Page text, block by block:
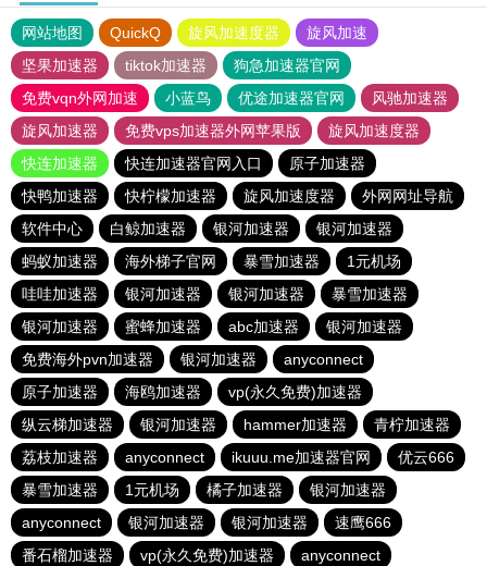
网站地图 QuickQ 旋风加速度器
旋风加速
坚果加速器
tiktok加速器
狗急加速器官网
免费vqn外网加速
小蓝鸟 优途加速器官网
风驰加速器
旋风加速器
免费vps加速器外网苹果版
旋风加速度器
快连加速器
快连加速器官网入口
原子加速器
快鸭加速器
快柠檬加速器 旋风加速度器
外网网址导航
软件中心
白鲸加速器 银河加速器
银河加速器
蚂蚁加速器
海外梯子官网 暴雪加速器
1元机场
哇哇加速器
银河加速器 银河加速器
暴雪加速器
银河加速器
蜜蜂加速器 abc加速器
银河加速器
免费海外pvn加速器
银河加速器
anyconnect
原子加速器
海鸥加速器
vp(永久免费)加速器
纵云梯加速器
银河加速器 hammer加速器
青柠加速器
荔枝加速器
anyconnect ikuuu.me加速器官网
优云666
暴雪加速器
1元机场 橘子加速器
银河加速器
anyconnect
银河加速器 银河加速器
速鹰666
番石榴加速器
vp(永久免费)加速器 anyconnect